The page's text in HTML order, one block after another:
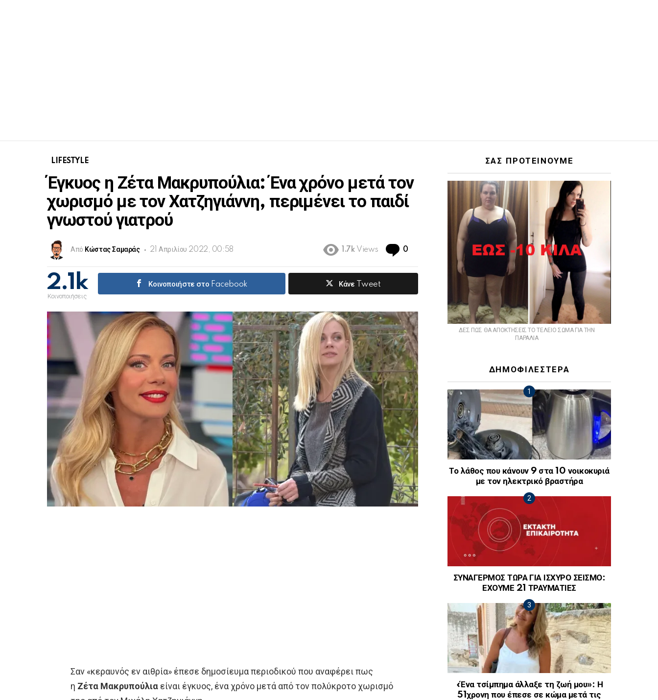
LIFESTYLE
Έγκυος η Ζέτα Μακρυπούλια: Ένα χρόνο μετά τον
χωρισμό με τον Χατζηγιάννη, περιμένει το παιδί
γνωστού γιατρού
Από Κώστας Σαμαράς 21 Απριλίου 2022, 00:58 1.7k Views 0
2.1k
Κοινοποιήσεις
Κοινοποιήστε στο Facebook Κάνε Tweet
Σαν «κεραυνός εν αιθρία» έπεσε δημοσίευμα περιοδικού που αναφέρει πως
η Ζέτα Μακρυπούλια είναι έγκυος, ένα χρόνο μετά από τον πολύκροτο χωρισμό
ΣΑΣ ΠΡΟΤΕΙΝΟΥΜΕ
ΔΕΣ ΠΩΣ ΘΑ ΑΠΟΚΤΗΣΕΙΣ ΤΟ ΤΕΛΕΙΟ ΣΩΜΑ ΓΙΑ ΤΗΝ
ΠΑΡΑΛΙΑ
ΔΗΜΟΦΙΛΕΣΤΕΡΑ
Το λάθος που κάνουν 9 στα 10 νοικοκυριά
με τον ηλεκτρικό βραστήρα
ΣΥΝΑΓΕΡΜΟΣ ΤΩΡΑ ΓΙΑ ΙΣΧΥΡΟ ΣΕΙΣΜΟ:
ΕΧΟΥΜΕ 21 ΤΡΑΥΜΑΤΙΕΣ
«Ένα τσίμπημα άλλαξε τη ζωή μου»: Η
51χρονη που έπεσε σε κώμα μετά τις